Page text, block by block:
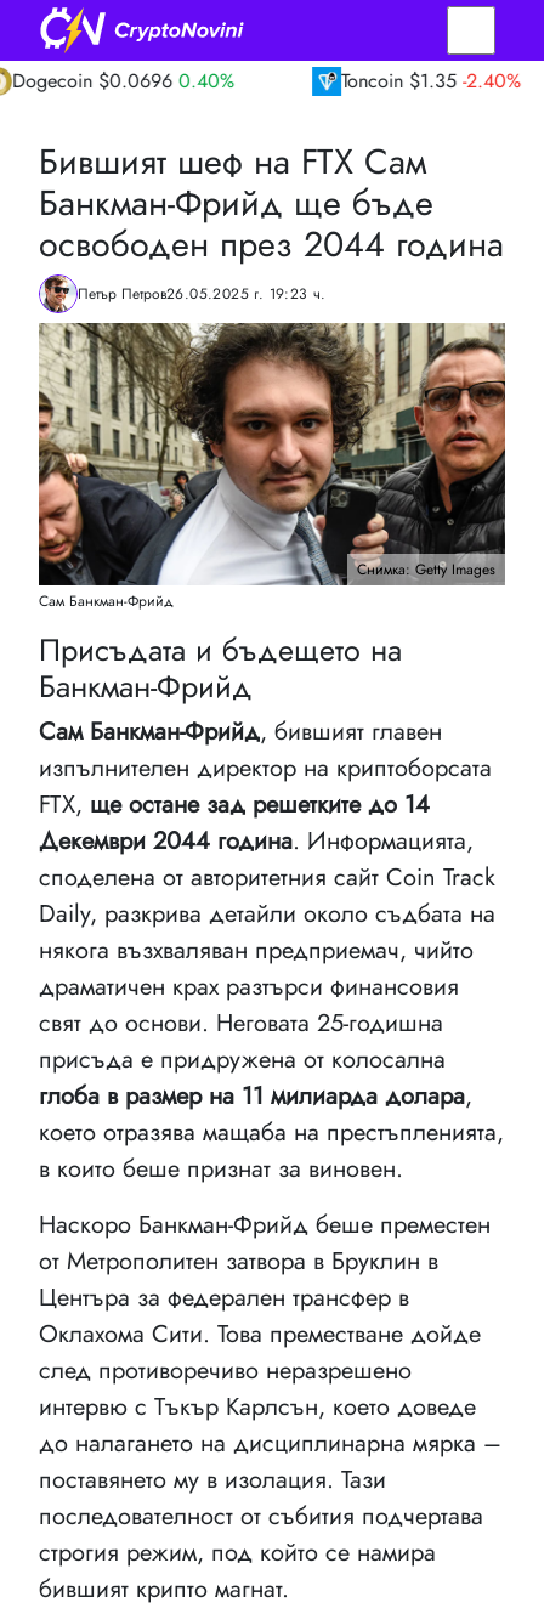
$0.0696 0.40% $1.35 -2.40%
Бившият шеф на FTX Сам
Банкман-Фрийд ще бъде
освободен през 2044 година
Петър Петров26.05.2025 г. 19:23 ч.
Снимка: Getty Images
Сам Банкман-Фрийд
Присъдата и бъдещето на
Банкман-Фрийд
Сам Банкман-Фрийд, бившият главен
изпълнителен директор на криптоборсата
FTX, ще остане зад решетките до 14
Декември 2044 година. Информацията,
споделена от авторитетния сайт Coin Track
Daily, разкрива детайли около съдбата на
някога възхваляван предприемач, чийто
драматичен крах разтърси финансовия
свят до основи. Неговата 25-годишна
присъда е придружена от колосална
глоба в размер на 11 милиарда долара,
което отразява мащаба на престъпленията,
в които беше признат за виновен.
Наскоро Банкман-Фрийд беше преместен
от Метрополитен затвора в Бруклин в
Центъра за федерален трансфер в
Оклахома Сити. Това преместване дойде
след противоречиво неразрешено
интервю с Тъкър Карлсън, което доведе
до налагането на дисциплинарна мярка –
поставянето му в изолация. Тази
последователност от събития подчертава
строгия режим, под който се намира
бившият крипто магнат.